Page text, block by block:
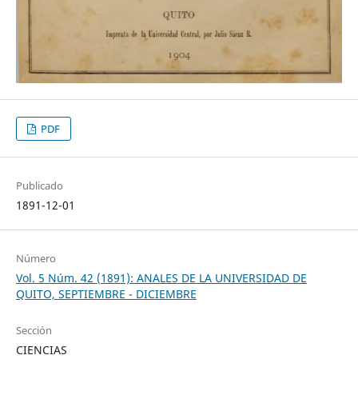
PDF
Publicado
1891-12-01
Número
Vol. 5 Núm. 42 (1891): ANALES DE LA UNIVERSIDAD DE
QUITO, SEPTIEMBRE - DICIEMBRE
Sección
CIENCIAS